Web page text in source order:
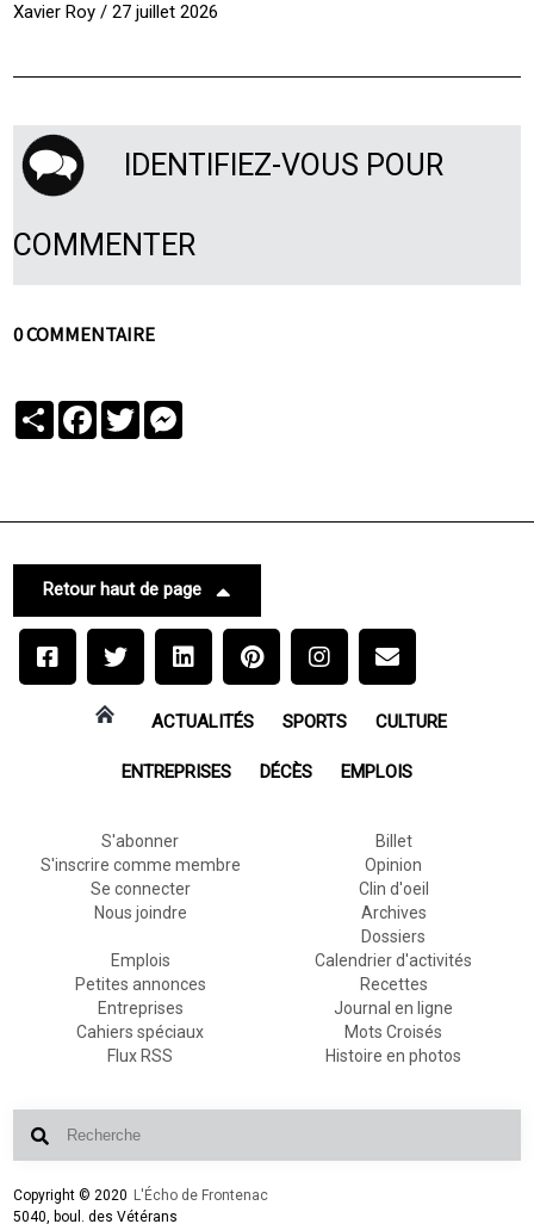
Xavier Roy / 27 juillet 2026
IDENTIFIEZ-VOUS POUR
COMMENTER
0 COMMENTAIRE
PartagerFacebook
Twitter
Retour haut de page
ACTUALITÉS SPORTS CULTURE
ENTREPRISES DÉCÈS EMPLOIS
S'abonner
S'inscrire comme membre
Se connecter
Nous joindre
Billet
Opinion
Clin d'oeil
Archives
Dossiers
Emplois
Petites annonces
Entreprises
Cahiers spéciaux
Flux RSS
Calendrier d'activités
Recettes
Journal en ligne
Mots Croisés
Histoire en photos
Copyright © 2020 L'Écho de Frontenac
5040, boul. des Vétérans